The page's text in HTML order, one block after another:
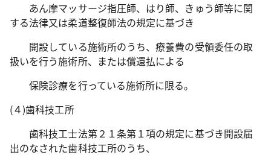
あん摩マッサージ指圧師、はり師、きゅう師等に関
する法律又は柔道整復師法の規定に基づき
開設している施術所のうち、療養費の受領委任の取
扱いを行う施術所、または償還払による
保険診療を行っている施術所に限る。
(４)歯科技工所
歯科技工士法第２１条第１項の規定に基づき開設届
出のなされた歯科技工所のうち、